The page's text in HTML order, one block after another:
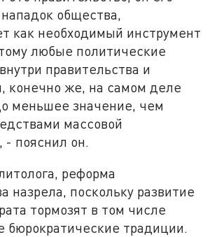
общества,
как необходимый инструмент
любые политические
правительства и
конечно же, на самом деле
меньшее значение, чем
массовой
пояснил он.
реформа
назрела, поскольку развитие
тормозят в том числе
бюрократические традиции.